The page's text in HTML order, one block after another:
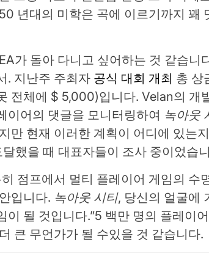
년대의 미학은 곡에 이르기까지 꽤
가 돌아 다니고 싶어하는 것 같습니
. 지난주 주최자 공식 대회 개최 총 상
전체에 $ 5,000)입니다. Velan의 개
이어의 댓글을 모니터링하여 녹아웃
만 현재 이러한 계획이 어디에 있는
했을 때 대표자들이 조사 중이었습
히 점프에서 멀티 플레이어 게임의 수
입니다. 녹아웃 시티, 당신의 얼굴에
이 될 것입니다.”5 백만 명의 플레이
큰 무언가가 될 수있을 것 같습니다.